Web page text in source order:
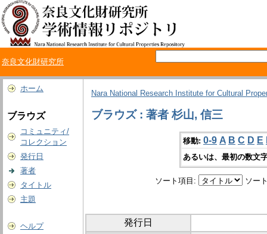
奈良文化財研究所
ホーム
ブラウズ
コミュニティ/
コレクション
発行日
著者
タイトル
主題
ヘルプ
Nara National Research Institute for Cultural
ブラウズ : 著者 杉山, 信三
移動: 0-9 A B C D E
あるいは、最初の数文
ソート項目: ソー
発行日